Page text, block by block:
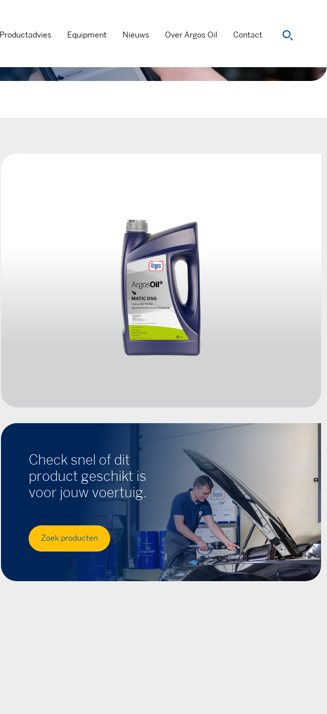
Productadvies Equipment Nieuws Over Argos Oil Contact
Check snel of dit
product geschikt is
voor jouw voertuig.
Zoek producten